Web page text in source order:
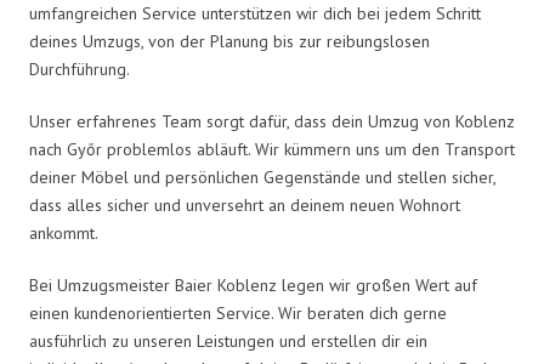
umfangreichen Service unterstützen wir dich bei jedem Schritt
deines Umzugs, von der Planung bis zur reibungslosen
Durchführung.
Unser erfahrenes Team sorgt dafür, dass dein Umzug von Koblenz
nach Győr problemlos abläuft. Wir kümmern uns um den Transport
deiner Möbel und persönlichen Gegenstände und stellen sicher,
dass alles sicher und unversehrt an deinem neuen Wohnort
ankommt.
Bei Umzugsmeister Baier Koblenz legen wir großen Wert auf
einen kundenorientierten Service. Wir beraten dich gerne
ausführlich zu unseren Leistungen und erstellen dir ein